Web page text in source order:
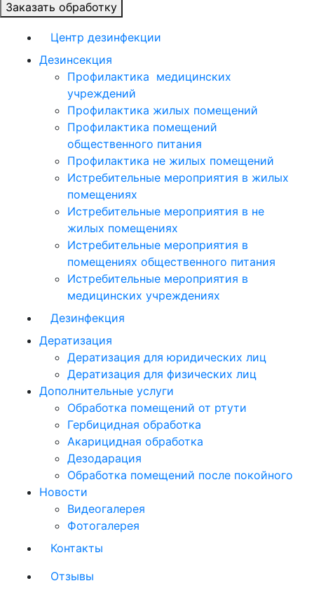
Заказать обработку
Центр дезинфекции
Дезинсекция
Профилактика медицинских
учреждений
Профилактика жилых помещений
Профилактика помещений
общественного питания
Профилактика не жилых помещений
Истребительные мероприятия в жилых
помещениях
Истребительные мероприятия в не
жилых помещениях
Истребительные мероприятия в
помещениях общественного питания
Истребительные мероприятия в
медицинских учреждениях
Дезинфекция
Дератизация
Дератизация для юридических лиц
Дератизация для физических лиц
Дополнительные услуги
Обработка помещений от ртути
Гербицидная обработка
Акарицидная обработка
Дезодарация
Обработка помещений после покойного
Новости
Видеогалерея
Фотогалерея
Контакты
Отзывы